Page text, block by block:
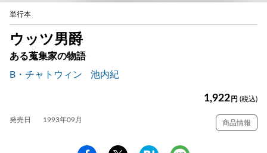
単行本
ウッツ男爵
ある蒐集家の物語
B・チャトウィン
池内紀
1,922 円 (税込)
発売日 1993年09月 商品情報